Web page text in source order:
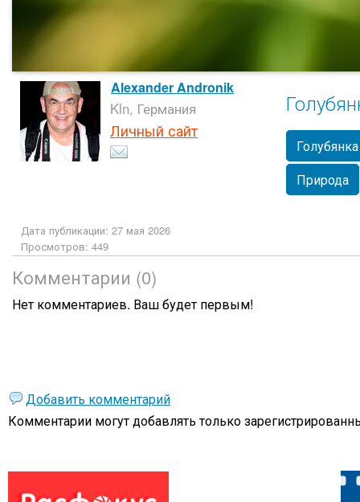
Alexander Andronik
Kln, Германия
Личный сайт
Голубянка
Природа
Дата публикации: 27 мая 2026
Просмотров: 449
Комментарии (0)
Нет комментариев. Ваш будет первым!
Добавить комментарий
Комментарии могут добавлять только